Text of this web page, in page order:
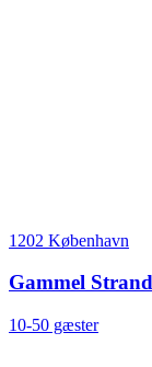
1202 København
Gammel
10-50 gæster